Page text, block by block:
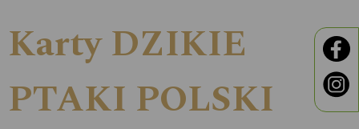
Karty DZIKIE
PTAKI POLSKI